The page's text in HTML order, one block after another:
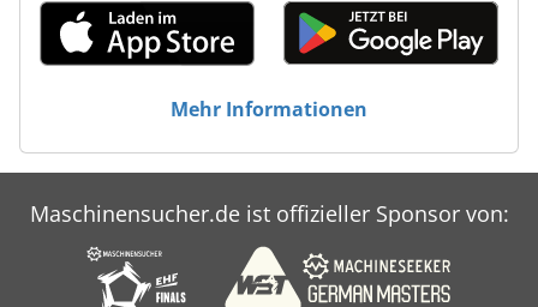
Mehr Informationen
Maschinensucher.de ist offizieller Sponsor von: